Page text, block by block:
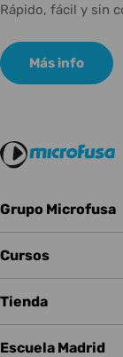
Rápido, fácil y sin
Más info
Grupo Microfusa
Cursos
Tienda
Escuela Madrid